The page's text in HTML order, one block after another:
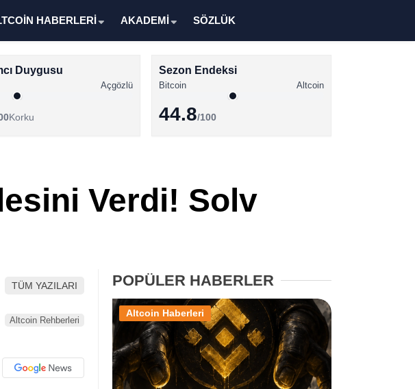
XRP Haberleri
Memecoin Haberleri
Stablecoin Haberleri
HABERLERİ AKADEMİ SÖZLÜK
Duygusu
Açgözlü
Korku
Sezon Endeksi
Bitcoin Altcoin
44.8/100
Verdi! Solv
TÜM YAZILARI
Altcoin Rehberleri
POPÜLER HABERLER
Altcoin Haberleri